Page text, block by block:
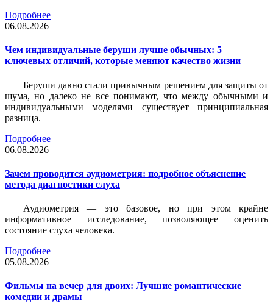
Подробнее
06.08.2026
Чем индивидуальные беруши лучше обычных: 5
ключевых отличий, которые меняют качество жизни
Беруши давно стали привычным решением для защиты от
шума, но далеко не все понимают, что между обычными и
индивидуальными моделями существует принципиальная
разница.
Подробнее
06.08.2026
Зачем проводится аудиометрия: подробное объяснение
метода диагностики слуха
Аудиометрия — это базовое, но при этом крайне
информативное исследование, позволяющее оценить
состояние слуха человека.
Подробнее
05.08.2026
Фильмы на вечер для двоих: Лучшие романтические
комедии и драмы